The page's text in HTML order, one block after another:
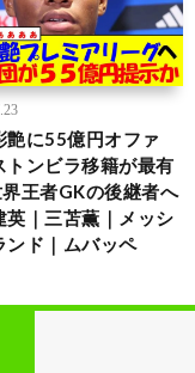
艶に55億円オファ
トンビラ移籍が最有
王者GKの後継者へ
英｜三苫薫｜メッシ
ンド｜ムバッペ